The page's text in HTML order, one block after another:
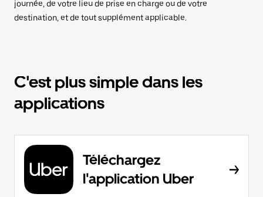
journée, de votre lieu de prise en charge ou de votre
destination, et de tout supplément applicable.
C'est plus simple dans les
applications
Téléchargez
l'application Uber